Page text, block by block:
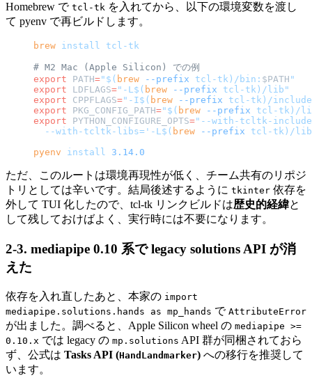
Homebrew で tcl-tk を入れてから、以下の環境変数を渡し
て pyenv で再ビルドします。
brew install tcl-tk
# M2 Mac (Apple Silicon) での例
export PATH="$( brew --prefix tcl-tk)/bin: $PATH "
export LDFLAGS="-L$( brew --prefix tcl-tk)/lib"
export CPPFLAGS="-I$( brew --prefix tcl-tk)/
export PKG_CONFIG_PATH="$( brew --prefix tcl-tk)/
export PYTHON_CONFIGURE_OPTS="--with-tcltk-
  --with-tcltk-libs='-L$(
brew --prefix tcl-tk)/
pyenv install 3.14.0
ただ、このルートは環境再現性が低く、チーム共有のリポジ
トリとしては辛いです。結局後述するように tkinter 依存を
外して TUI 化したので、tcl-tk リンクビルドは歴史的経緯と
して残しておけばよく、実行時には不要になります。
2-3. mediapipe 0.10 系で legacy solutions API が消
えた
依存を入れ直したあと、本家の import
mediapipe.solutions.hands as mp_hands で AttributeError
が出ました。調べると、Apple Silicon wheel の mediapipe >=
0.10.x では legacy の mp.solutions API 群が同梱されておら
ず、公式は Tasks API (HandLandmarker) への移行を推奨して
います。